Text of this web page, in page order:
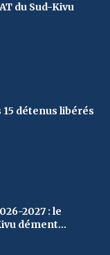
du Sud-Kivu
15 détenus libérés
2027 : le
dément...